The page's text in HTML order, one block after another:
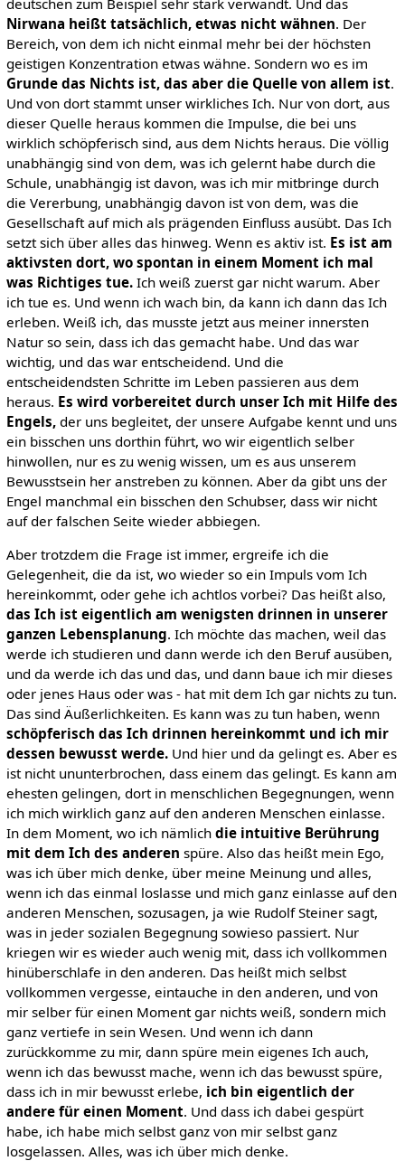
Nirwana heißt tatsächlich, etwas nicht wähnen. Der
Bereich, von dem ich nicht einmal mehr bei der höchsten
geistigen Konzentration etwas wähne. Sondern wo es im
Grunde das Nichts ist, das aber die Quelle von allem ist.
Und von dort stammt unser wirkliches Ich. Nur von dort, aus
dieser Quelle heraus kommen die Impulse, die bei uns
wirklich schöpferisch sind, aus dem Nichts heraus. Die völlig
unabhängig sind von dem, was ich gelernt habe durch die
Schule, unabhängig ist davon, was ich mir mitbringe durch
die Vererbung, unabhängig davon ist von dem, was die
Gesellschaft auf mich als prägenden Einfluss ausübt. Das Ich
setzt sich über alles das hinweg. Wenn es aktiv ist. Es ist am
aktivsten dort, wo spontan in einem Moment ich mal
was Richtiges tue.Ich weiß zuerst gar nicht warum. Aber
ich tue es. Und wenn ich wach bin, da kann ich dann das Ich
erleben. Weiß ich, das musste jetzt aus meiner innersten
Natur so sein, dass ich das gemacht habe. Und das war
wichtig, und das war entscheidend. Und die
entscheidendsten Schritte im Leben passieren aus dem
heraus. Es wird vorbereitet durch unser Ich mit Hilfe des
Engels,der uns begleitet, der unsere Aufgabe kennt und uns
ein bisschen uns dorthin führt, wo wir eigentlich selber
hinwollen, nur es zu wenig wissen, um es aus unserem
Bewusstsein her anstreben zu können. Aber da gibt uns der
Engel manchmal ein bisschen den Schubser, dass wir nicht
auf der falschen Seite wieder abbiegen.
Aber trotzdem die Frage ist immer, ergreife ich die
Gelegenheit, die da ist, wo wieder so ein Impuls vom Ich
hereinkommt, oder gehe ich achtlos vorbei? Das heißt also,
das Ich ist eigentlich am wenigsten drinnen in unserer
ganzen Lebensplanung. Ich möchte das machen, weil das
werde ich studieren und dann werde ich den Beruf ausüben,
und da werde ich das und das, und dann baue ich mir dieses
oder jenes Haus oder was - hat mit dem Ich gar nichts zu tun.
Das sind Äußerlichkeiten. Es kann was zu tun haben, wenn
schöpferisch das Ich drinnen hereinkommt und ich mir
dessen bewusst werde.Und hier und da gelingt es. Aber es
ist nicht ununterbrochen, dass einem das gelingt. Es kann am
ehesten gelingen, dort in menschlichen Begegnungen, wenn
ich mich wirklich ganz auf den anderen Menschen einlasse.
In dem Moment, wo ich nämlich die intuitive Berührung
mit dem Ich des anderen spüre. Also das heißt mein Ego,
was ich über mich denke, über meine Meinung und alles,
wenn ich das einmal loslasse und mich ganz einlasse auf den
anderen Menschen, sozusagen, ja wie Rudolf Steiner sagt,
was in jeder sozialen Begegnung sowieso passiert. Nur
kriegen wir es wieder auch wenig mit, dass ich vollkommen
hinüberschlafe in den anderen. Das heißt mich selbst
vollkommen vergesse, eintauche in den anderen, und von
mir selber für einen Moment gar nichts weiß, sondern mich
ganz vertiefe in sein Wesen. Und wenn ich dann
zurückkomme zu mir, dann spüre mein eigenes Ich auch,
wenn ich das bewusst mache, wenn ich das bewusst spüre,
dass ich in mir bewusst erlebe, ich bin eigentlich der
andere für einen Moment. Und dass ich dabei gespürt
habe, ich habe mich selbst ganz von mir selbst ganz
losgelassen. Alles, was ich über mich denke.